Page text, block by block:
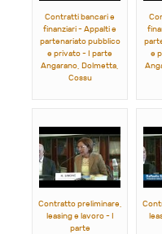
Contratti bancari e
finanziari - Appalti e
partenariato pubblico
e privato - I parte
Angarano, Dolmetta,
Cossu
e
Contratto preliminare,
leasing e lavoro - I
parte